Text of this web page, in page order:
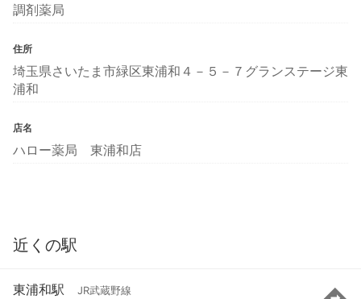
調剤薬局
住所
埼玉県さいたま市緑区東浦和４－５－７グランステージ東
浦和
店名
ハロー薬局 東浦和店
近くの駅
東浦和駅 JR武蔵野線